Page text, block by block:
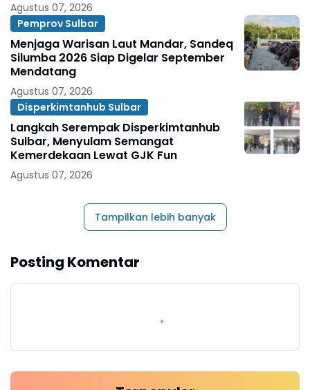
Agustus 07, 2026
Pemprov Sulbar
Menjaga Warisan Laut Mandar, Sandeq
Silumba 2026 Siap Digelar September
Mendatang
Agustus 07, 2026
Disperkimtanhub Sulbar
Langkah Serempak Disperkimtanhub
Sulbar, Menyulam Semangat
Kemerdekaan Lewat GJK Fun
Agustus 07, 2026
Tampilkan lebih banyak
Posting Komentar